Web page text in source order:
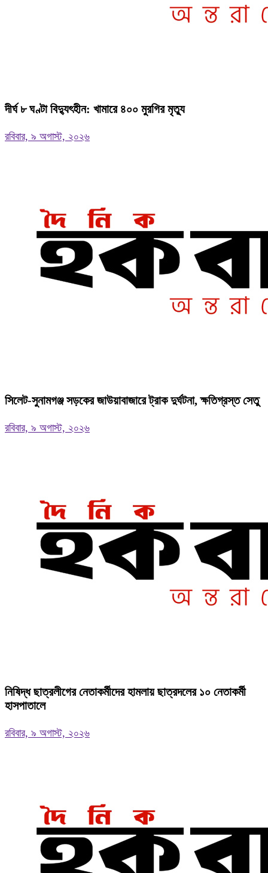
দীর্ঘ ৮ ঘণ্টা বিদ্যুৎহীন: খামারে ৪০০ মুরগির মৃত্যু
রবিবার, ৯ অগাস্ট, ২০২৬
‎সিলেট-সুনামগঞ্জ সড়কের জাউয়াবাজারে ট্রাক দুর্ঘটনা, ক্ষতিগ্রস্ত সেতু
রবিবার, ৯ অগাস্ট, ২০২৬
নিষিদ্ধ ছাত্রলীগের নেতাকর্মীদের হামলায় ছাত্রদলের ১০ নেতাকর্মী
হাসপাতালে
রবিবার, ৯ অগাস্ট, ২০২৬